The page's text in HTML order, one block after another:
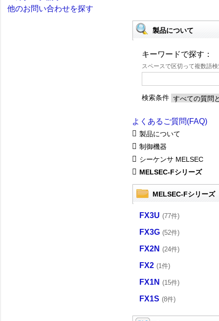
他のお問い合わせを探す
製品について
キーワードで探す：
スペースで区切って複数語
検索条件
よくあるご質問(FAQ)
製品について
制御機器
シーケンサ MELSEC
MELSEC-Fシリーズ
MELSEC-Fシリーズ
FX3U (77件)
FX3G (52件)
FX2N (24件)
FX2 (1件)
FX1N (15件)
FX1S (8件)